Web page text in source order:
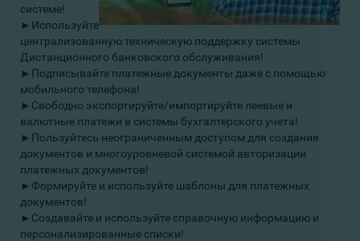
системе!
►Используйте
централизованную техническую поддержку системы
Дистанционного банковского обслуживания!
►Подписывайте платежные документы даже с помощью
мобильного телефона!
►Свободно экспортируйте/импортируйте леевые и
валютные платежи в системы бухгалтерского учета!
►Пользуйтесь неограниченным доступом для создания
документов и многоуровневой системой авторизации
платежных документов!
►Формируйте и используйте шаблоны для платежных
документов!
►Создавайте и используйте справочную информацию и
персонализированные списки!